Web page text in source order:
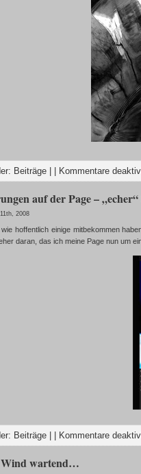
Beiträge Kommentare
auf der Page –
2008
hoffentlich einige mitbekommen
daran, das ich meine Page nun um
Beiträge Kommentare
wartend…